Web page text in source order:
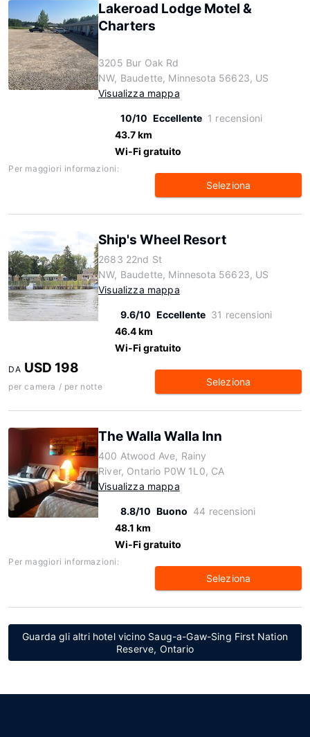
Lakeroad Lodge Motel &
Charters
3205 Bur Oak Rd
NW, Baudette, Minnesota 56623, US
Visualizza mappa
10/10 Eccellente 1 recensioni
43.7 km
Wi-Fi gratuito
Per maggiori informazioni:
Seleziona
Ship's Wheel Resort
2683 22nd St
NW, Baudette, Minnesota 56623, US
Visualizza mappa
9.6/10 Eccellente 31 recensioni
46.4 km
Wi-Fi gratuito
DA USD 198
per camera / per notte Seleziona
The Walla Walla Inn
400 Atwood Ave, Rainy
River, Ontario P0W 1L0, CA
Visualizza mappa
8.8/10 Buono 44 recensioni
48.1 km
Wi-Fi gratuito
Per maggiori informazioni:
Seleziona
Guarda gli altri hotel vicino Saug-a-Gaw-Sing First Nation
Reserve, Ontario